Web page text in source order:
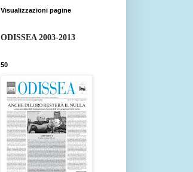
Visualizzazioni pagine
ODISSEA 2003-2013
50